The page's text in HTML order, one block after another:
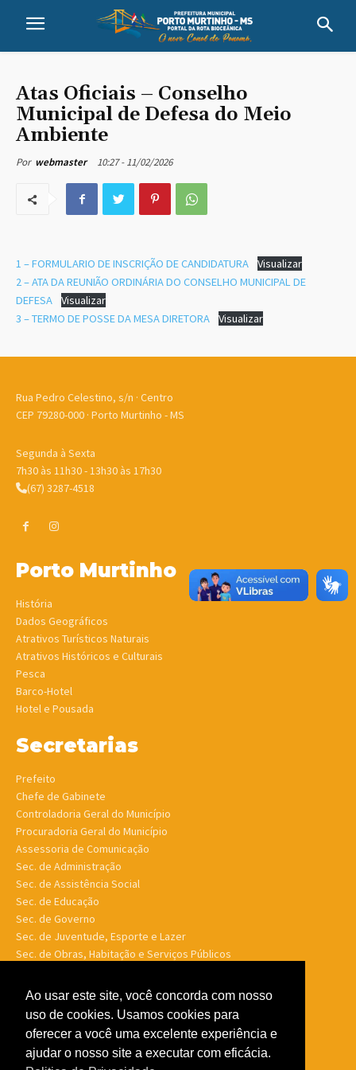
Atas Oficiais – Conselho
Municipal de Defesa do Meio
Ambiente
Por webmaster 10:27 - 11/02/2026
1 – FORMULARIO DE INSCRIÇÃO DE CANDIDATURA
Visualizar
2 – ATA DA REUNIÃO ORDINÁRIA DO CONSELHO MUNICIPAL DE
DEFESA
Visualizar
3 – TERMO DE POSSE DA MESA DIRETORA
Visualizar
Rua Pedro Celestino, s/n · Centro
CEP 79280-000 · Porto Murtinho - MS
Segunda à Sexta
7h30 às 11h30 - 13h30 às 17h30
(67) 3287-4518
Porto Murtinho
História
Dados Geográficos
Atrativos Turísticos Naturais
Atrativos Históricos e Culturais
Pesca
Barco-Hotel
Hotel e Pousada
Secretarias
Prefeito
Chefe de Gabinete
Controladoria Geral do Município
Procuradoria Geral do Município
Assessoria de Comunicação
Sec. de Administração
Sec. de Assistência Social
Sec. de Educação
Sec. de Governo
Sec. de Juventude, Esporte e Lazer
Sec. de Obras, Habitação e Serviços Públicos
Sec. de Saúde
Sec. de Turismo
Sec. de Meio Ambiente, Desenv. Agrário, Aquicultura e Pesca
Ao usar este site, você concorda com nosso
uso de cookies. Usamos cookies para
oferecer a você uma excelente experiência e
ajudar o nosso site a executar com eficácia.